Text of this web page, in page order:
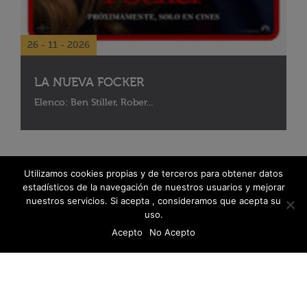
26 - 11 - 2026
LA NUEVA FOCKER
Elenco: Ben Stiller, Rober...
© 2026 Fanáticos del Cine - Todos los derechos reservados
Utilizamos cookies propias y de terceros para obtener datos
estadísticos de la navegación de nuestros usuarios y mejorar
nuestros servicios. Si acepta , consideramos que acepta su
uso.
Acepto
No Acepto